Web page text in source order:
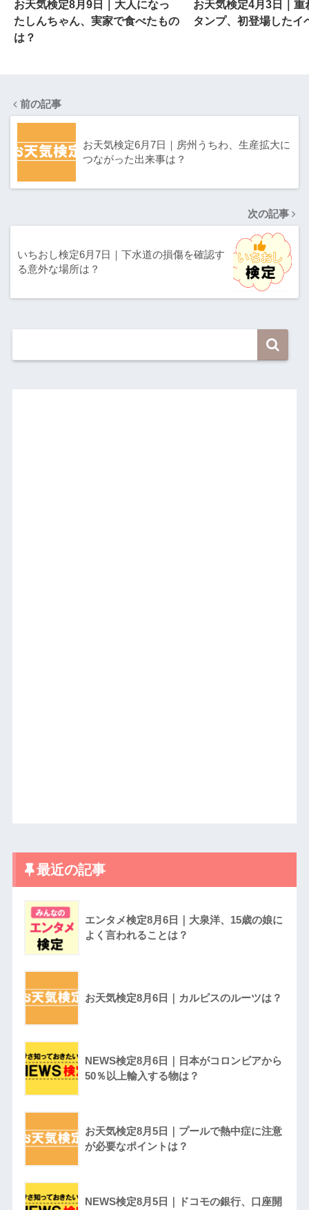
お天気検定8月9日｜大人になっ
たしんちゃん、実家で食べたもの
は？
お天気検定4月3日｜重
タンプ、初登場したイ
前の記事
お天気検定6月7日｜房州うちわ、生産拡大に
つながった出来事は？
次の記事
いちおし検定6月7日｜下水道の損傷を確認す
る意外な場所は？
最近の記事
エンタメ検定8月6日｜大泉洋、15歳の娘に
よく言われることは？
お天気検定8月6日｜カルピスのルーツは？
NEWS検定8月6日｜日本がコロンビアから
50％以上輸入する物は？
お天気検定8月5日｜プールで熱中症に注意
が必要なポイントは？
NEWS検定8月5日｜ドコモの銀行、口座開